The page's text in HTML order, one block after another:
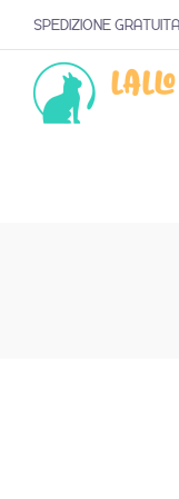
SPEDIZIONE